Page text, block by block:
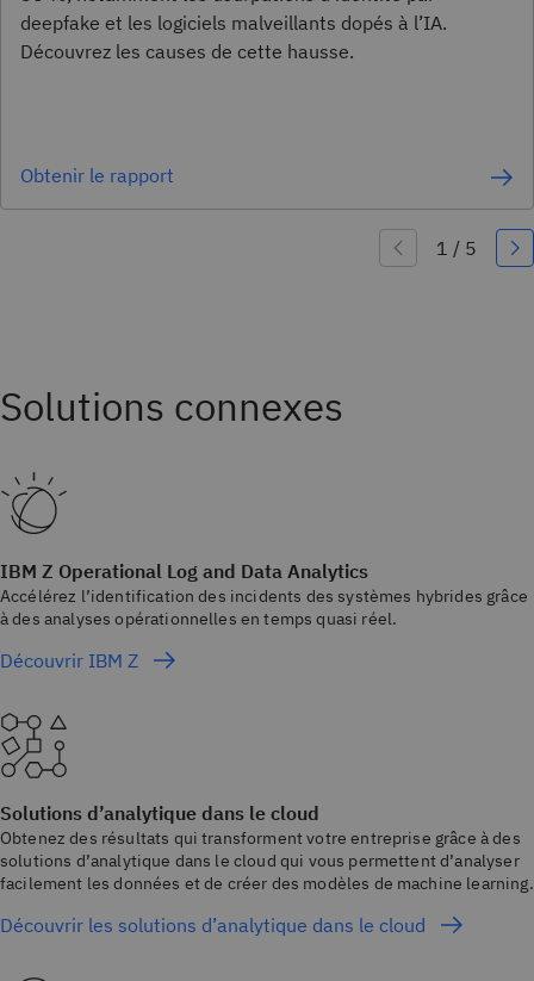
deepfake et les logiciels malveillants dopés à l’IA.
Découvrez les causes de cette hausse.
Obtenir le rapport
IBM Z Operational Log and Data Analytics
Accélérez l’identification des incidents des systèmes hybrides grâce
à des analyses opérationnelles en temps quasi réel.
Découvrir IBM Z
Solutions d’analytique dans le cloud
Obtenez des résultats qui transforment votre entreprise grâce à des
solutions d’analytique dans le cloud qui vous permettent d’analyser
facilement les données et de créer des modèles de machine learning.
Découvrir les solutions d’analytique dans le cloud